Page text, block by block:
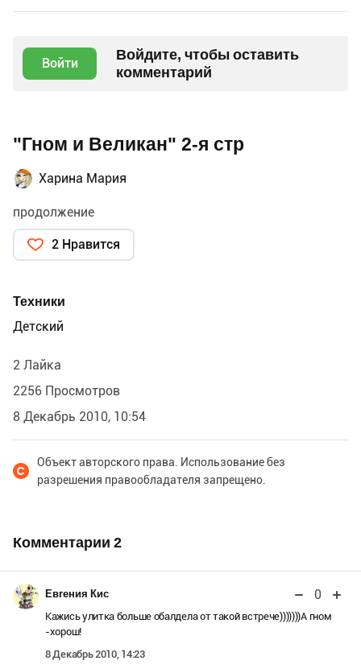
Войти
Войдите, чтобы оставить
комментарий
"Гном и Великан" 2-я стр
Харина Мария
продолжение
2 Нравится
Техники
Детский
2 Лайка
2256 Просмотров
8 Декабрь 2010, 10:54
Объект авторского права. Использование без
разрешения правообладателя запрещено.
Комментарии 2
Евгения Кис 0
Кажись улитка больше обалдела от такой встрече)))))))А гном
-хорош!
8 Декабрь 2010, 14:23